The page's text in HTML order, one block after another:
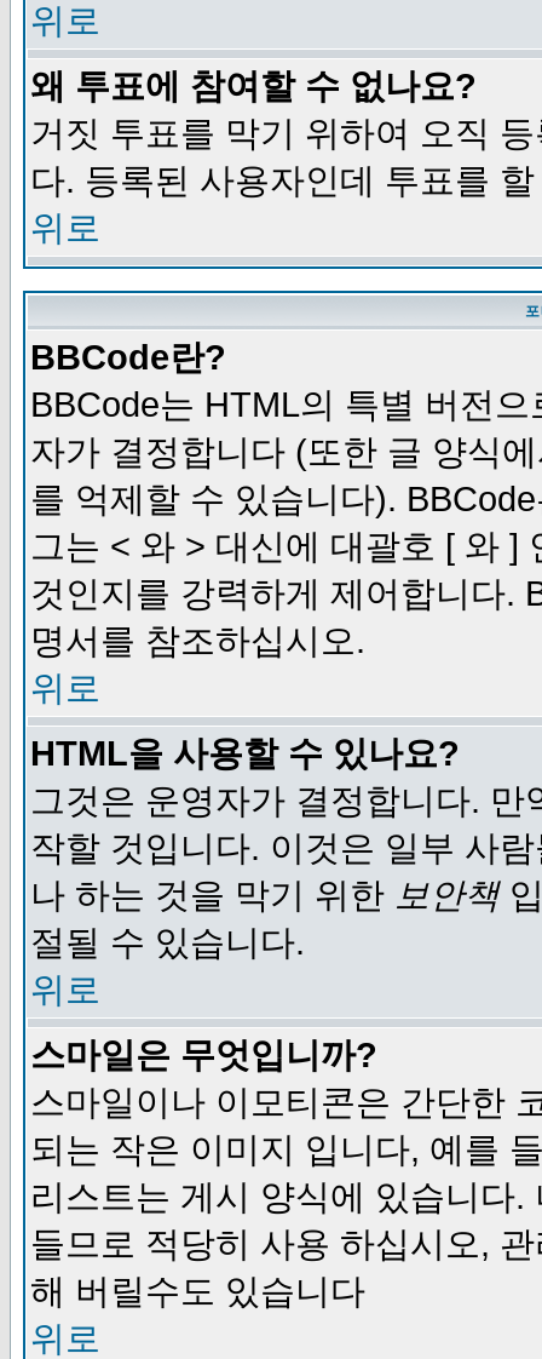
위로
왜 투표에 참여할 수 없나요?
거짓 투표를 막기 위하여 오직
다. 등록된 사용자인데 투표를
위로
BBCode란?
BBCode는 HTML의 특별 버전
자가 결정합니다 (또한 글 양식
를 억제할 수 있습니다).
그는 < 와 > 대신에 대괄호 [ 와 ]
것인지를 강력하게 제어합니다.
명서를 참조하십시오.
위로
HTML을 사용할 수 있나요?
그것은 운영자가 결정합니다.
작할 것입니다. 이것은 일부 사
나 하는 것을 막기 위한 보안책
절될 수 있습니다.
위로
스마일은 무엇입니까?
스마일이나 이모티콘은 간단한
되는 작은 이미지 입니다, 예를
리스트는 게시 양식에 있습니다
들므로 적당히 사용 하십시오,
해 버릴수도 있습니다
위로